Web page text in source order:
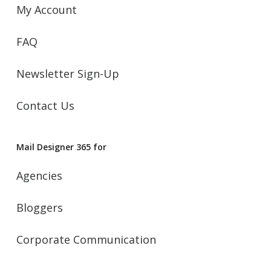
My Account
FAQ
Newsletter Sign-Up
Contact Us
Mail Designer 365 for
Agencies
Bloggers
Corporate Communication